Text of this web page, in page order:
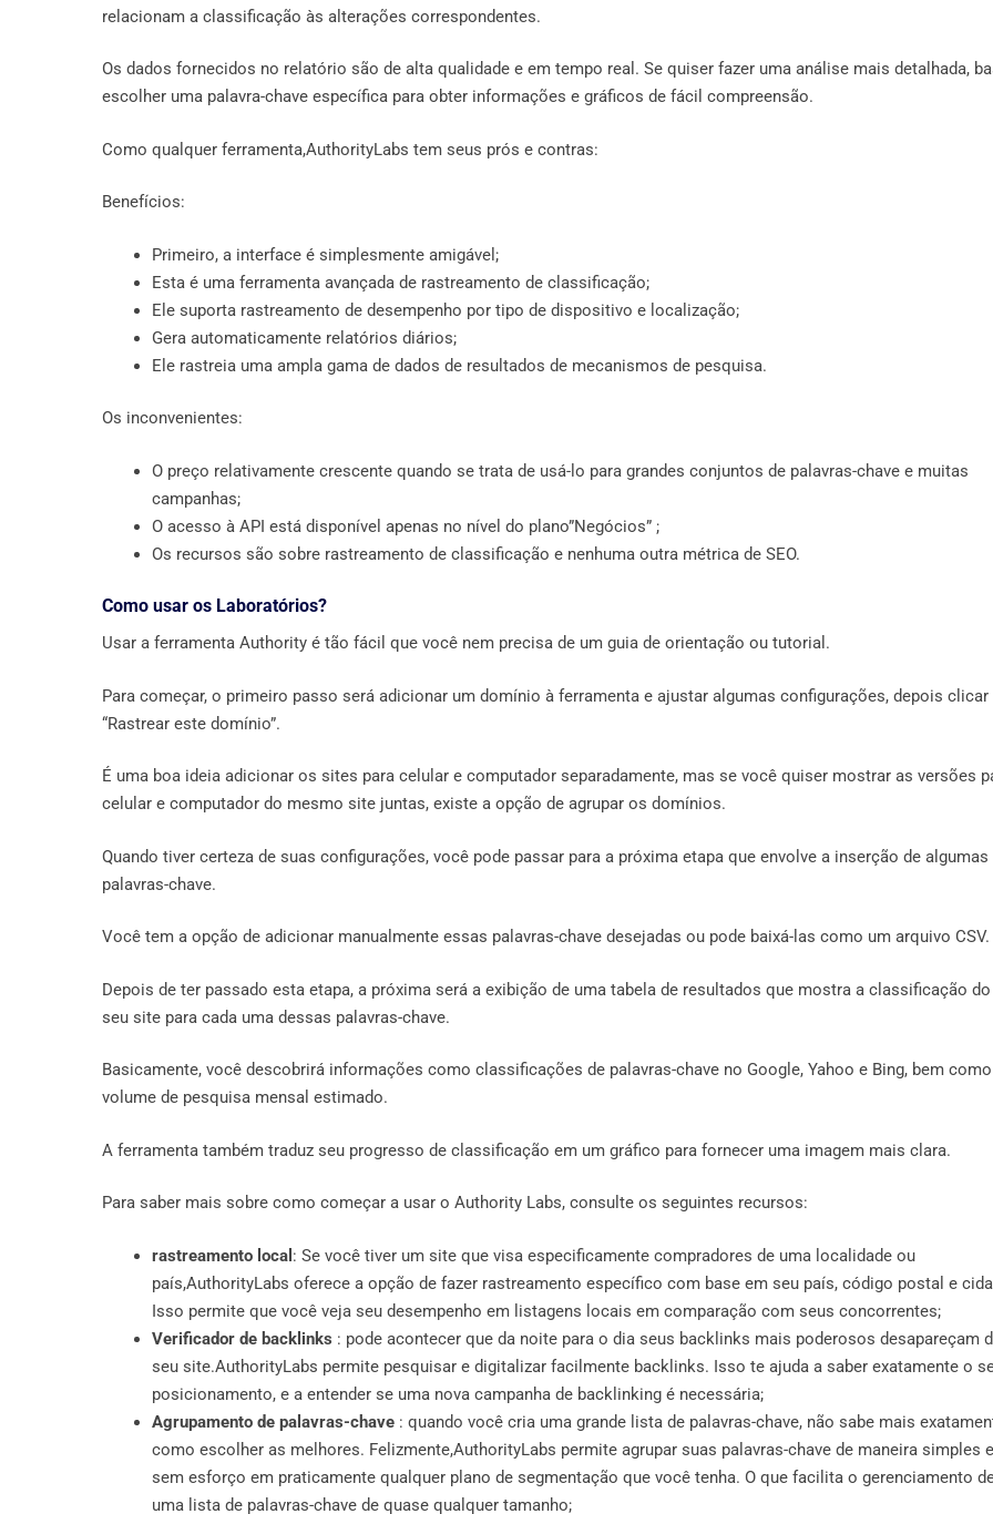
relacionam a classificação às alterações correspondentes.
Os dados fornecidos no relatório são de alta qualidade e em tempo real. Se quiser fazer uma análise mais detalhada,
escolher uma palavra-chave específica para obter informações e gráficos de fácil compreensão.
Como qualquer ferramenta,AuthorityLabs tem seus prós e contras:
Benefícios:
Primeiro, a interface é simplesmente amigável;
Esta é uma ferramenta avançada de rastreamento de classificação;
Ele suporta rastreamento de desempenho por tipo de dispositivo e localização;
Gera automaticamente relatórios diários;
Ele rastreia uma ampla gama de dados de resultados de mecanismos de pesquisa.
Os inconvenientes:
O preço relativamente crescente quando se trata de usá-lo para grandes conjuntos de palavras-chave e muitas
campanhas;
O acesso à API está disponível apenas no nível do plano”Negócios” ;
Os recursos são sobre rastreamento de classificação e nenhuma outra métrica de SEO.
Como usar os Laboratórios?
Usar a ferramenta Authority é tão fácil que você nem precisa de um guia de orientação ou tutorial.
Para começar, o primeiro passo será adicionar um domínio à ferramenta e ajustar algumas configurações, depois clicar
“Rastrear este domínio”.
É uma boa ideia adicionar os sites para celular e computador separadamente, mas se você quiser mostrar as versões
celular e computador do mesmo site juntas, existe a opção de agrupar os domínios.
Quando tiver certeza de suas configurações, você pode passar para a próxima etapa que envolve a inserção de algumas
palavras-chave.
Você tem a opção de adicionar manualmente essas palavras-chave desejadas ou pode baixá-las como um arquivo CSV.
Depois de ter passado esta etapa, a próxima será a exibição de uma tabela de resultados que mostra a classificação do
seu site para cada uma dessas palavras-chave.
Basicamente, você descobrirá informações como classificações de palavras-chave no Google, Yahoo e Bing, bem
volume de pesquisa mensal estimado.
A ferramenta também traduz seu progresso de classificação em um gráfico para fornecer uma imagem mais clara.
Para saber mais sobre como começar a usar o Authority Labs, consulte os seguintes recursos:
rastreamento local : Se você tiver um site que visa especificamente compradores de uma localidade ou
país,AuthorityLabs oferece a opção de fazer rastreamento específico com base em seu país, código postal e
Isso permite que você veja seu desempenho em listagens locais em comparação com seus concorrentes;
Verificador de backlinks : pode acontecer que da noite para o dia seus backlinks mais poderosos desapareçam
seu site.AuthorityLabs permite pesquisar e digitalizar facilmente backlinks. Isso te ajuda a saber exatamente o
posicionamento, e a entender se uma nova campanha de backlinking é necessária;
Agrupamento de palavras-chave : quando você cria uma grande lista de palavras-chave, não sabe mais
como escolher as melhores. Felizmente,AuthorityLabs permite agrupar suas palavras-chave de maneira simples e
sem esforço em praticamente qualquer plano de segmentação que você tenha. O que facilita o gerenciamento
uma lista de palavras-chave de quase qualquer tamanho;